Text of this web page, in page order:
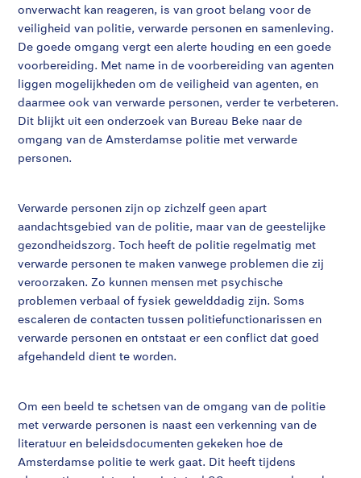
onverwacht kan reageren, is van groot belang voor de
veiligheid van politie, verwarde personen en samenleving.
De goede omgang vergt een alerte houding en een goede
voorbereiding. Met name in de voorbereiding van agenten
liggen mogelijkheden om de veiligheid van agenten, en
daarmee ook van verwarde personen, verder te verbeteren.
Dit blijkt uit een onderzoek van Bureau Beke naar de
omgang van de Amsterdamse politie met verwarde
personen.
Verwarde personen zijn op zichzelf geen apart
aandachtsgebied van de politie, maar van de geestelijke
gezondheidszorg. Toch heeft de politie regelmatig met
verwarde personen te maken vanwege problemen die zij
veroorzaken. Zo kunnen mensen met psychische
problemen verbaal of fysiek gewelddadig zijn. Soms
escaleren de contacten tussen politiefunctionarissen en
verwarde personen en ontstaat er een conflict dat goed
afgehandeld dient te worden.
Om een beeld te schetsen van de omgang van de politie
met verwarde personen is naast een verkenning van de
literatuur en beleidsdocumenten gekeken hoe de
Amsterdamse politie te werk gaat. Dit heeft tijdens